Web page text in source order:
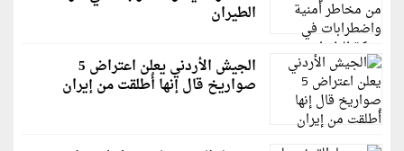
الطيران
الجيش الأردني يعلن اعتراض 5
صواريخ قال إنها أُطلقت من إيران